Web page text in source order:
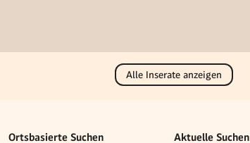
Alle Inserate anzeigen
Ortsbasierte Suchen Aktuelle Suchen